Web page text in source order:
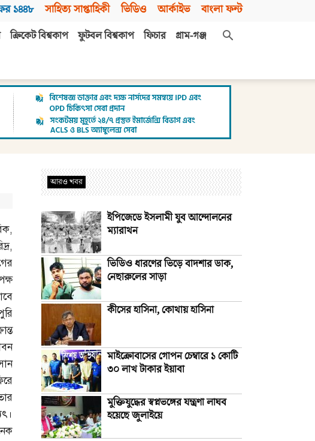
১৪৪৮ সাহিত্য সাপ্তাহিকী ভিডিও আর্কাইভ বাংলা ফন্ট
ক্রিকেট বিশ্বকাপ ফুটবল বিশ্বকাপ ফিচার
গ্রাম-গঞ্জ
,
,
আরও খবর
ইপিজেডে ইসলামী যুব আন্দোলনের
ম্যারাথন
ভিডিও ধারণের ভিড়ে বাদশার ডাক,
নেছারুলের সাড়া
কীসের হাসিনা, কোথায় হাসিনা
মাইক্রোবাসের গোপন চেম্বারে ১ কোটি
৩০ লাখ টাকার ইয়াবা
মুক্তিযুদ্ধের স্বপ্নভঙ্গের যন্ত্রণা লাঘব
হয়েছে জুলাইয়ে